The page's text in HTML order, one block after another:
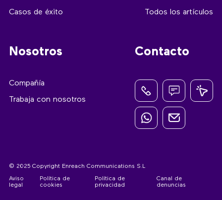
Casos de éxito Todos los artículos
Nosotros
Compañía
Trabaja con nosotros
Contacto
© 2025 Copyright Enreach Communications S.L
Aviso
legal
Política de
cookies
Política de
privacidad
Canal de
denuncias